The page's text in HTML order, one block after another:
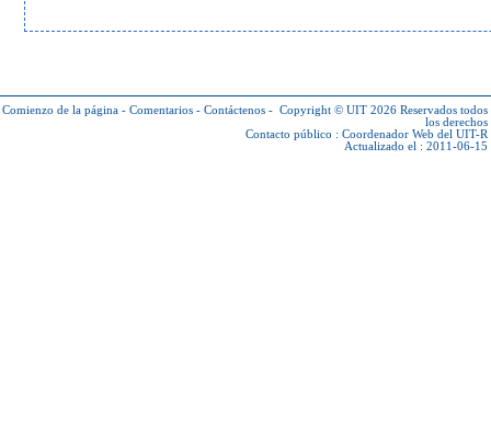
Comienzo de la página - Comentarios - Contáctenos - Copyright © UIT 2026 Reservados todos
los derechos
Contacto público : Coordenador Web del UIT-R
Actualizado el : 2011-06-15